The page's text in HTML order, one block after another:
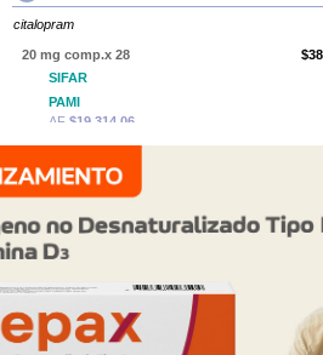
citalopram
20 mg comp.x 28
SIFAR
PAMI
AF $19.314,06
IOMA
OS$20.770,10
HUMORAP 20
y cuenta con 1
Algunas presentaciones cuentan